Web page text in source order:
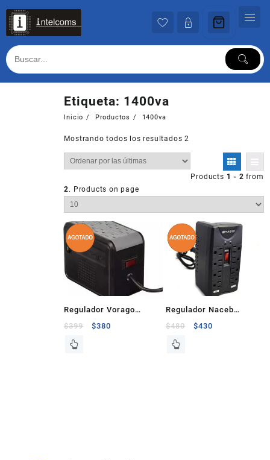
contenido
Etiqueta: 1400va
Inicio Productos 1400va
Mostrando todos los resultados 2
Products 1 - 2 from
2. Products on page
Regulador Vorago
1400VA 650W 8
Contactos Negro
$399 $380
Regulador Naceb
Technology, 1400VA,
750W, Negro
$480 $430